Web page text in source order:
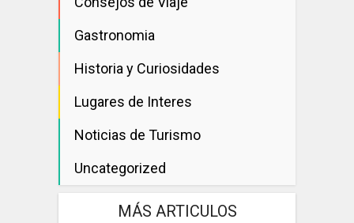
Gastronomia
Historia y Curiosidades
Lugares de Interes
Noticias de Turismo
Uncategorized
MÁS ARTICULOS